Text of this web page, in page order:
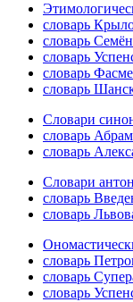
словарь
словарь
словарь
словарь
словарь
Словари
словарь
словарь
Словари
словарь
словарь
словарь
словарь
словарь